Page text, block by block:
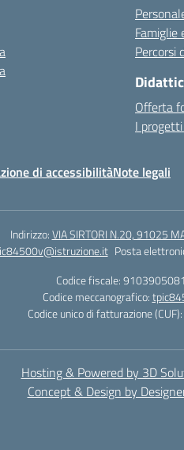
Famiglie
Percorsi
Offerta
I
di accessibilitàNote legali
Indirizzo:VIA SIRTORI N.20, 91025
Posta
Codice fiscale:
Codice meccanografico:
Codice unico di fatturazione (CUF):
Hosting & Powered by 3D
Concept & Design by